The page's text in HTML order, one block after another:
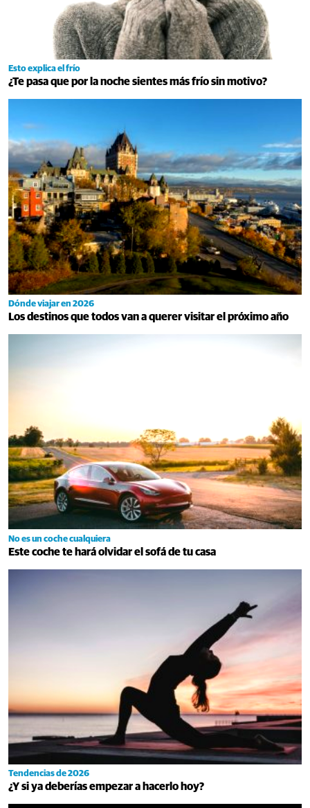
Esto explica el frío
¿Te pasa que por la noche sientes más frío sin motivo?
Dónde viajar en 2026
Los destinos que todos van a querer visitar el próximo año
No es un coche cualquiera
Este coche te hará olvidar el sofá de tu casa
Tendencias de 2026
¿Y si ya deberías empezar a hacerlo hoy?